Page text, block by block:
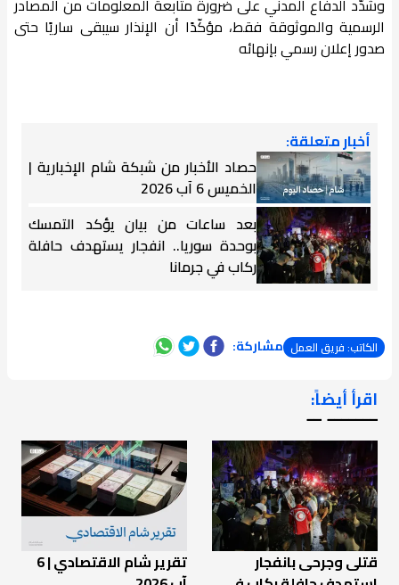
الرسمية والموثوقة فقط، مؤكّدًا أن الإنذار سيبقى ساريًا حتى
صدور إعلان رسمي بإنهائه
أخبار متعلقة:
حصاد الأخبار من شبكة شام الإخبارية |
الخميس 6 آب 2026
بعد ساعات من بيان يؤكد التمسك
بوحدة سوريا.. انفجار يستهدف حافلة
ركاب في جرمانا
الكاتب: فريق العمل مشاركة:
اقرأ أيضاً:
ـــــــ ــ
قتلى وجرحى بانفجار
تقرير شام الاقتصادي | 6